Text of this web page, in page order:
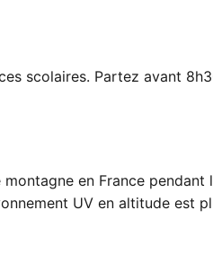
scolaires. Partez avant
en France
UV en altitude est